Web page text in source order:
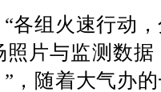
组火速行动，
片与监测数
，随着大气办